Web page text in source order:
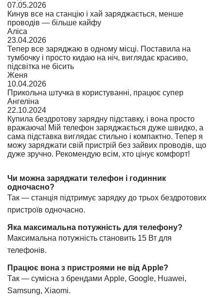
07.05.2026
Кинув все на станцію і хай заряджається, менше
проводів — більше кайфу
Аліса
23.04.2026
Тепер все заряджаю в одному місці. Поставила на
тумбочку і просто кидаю на ніч, виглядає красиво,
підсвітка не бісить
Женя
10.04.2026
Прикольна штучка в користуванні, працює супер
Ангеліна
22.10.2024
Купила бездротову зарядну підставку, і вона просто
вражаюча! Мій телефон заряджається дуже швидко, а
сама підставка виглядає стильно і компактно. Тепер я
можу заряджати свій пристрій без зайвих проводів, що
дуже зручно. Рекомендую всім, хто цінує комфорт!
Чи можна заряджати телефон і годинник
одночасно?
Так — станція підтримує зарядку до трьох бездротових
пристроїв одночасно.
Яка максимальна потужність для телефону?
Максимальна потужність становить 15 Вт для
телефонів.
Працює вона з пристроями не від Apple?
Так — сумісна з брендами Apple, Google, Huawei,
Samsung, Xiaomi.